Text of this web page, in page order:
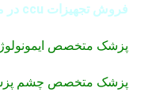
فروش تجهیزات ccu در منزل | خرید تجهیزات ccu در منزل
پزشک متخصص
پزشک متخصص چشم